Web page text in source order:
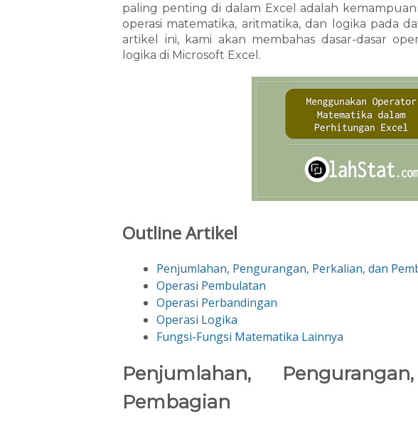
paling penting di dalam Excel adalah
operasi matematika, aritmatika, dan logika pada
artikel ini, kami akan membahas dasar-dasar
logika di Microsoft Excel.
Outline Artikel
Penjumlahan, Pengurangan, Perkalian, dan
Operasi Pembulatan
Operasi Perbandingan
Operasi Logika
Fungsi-Fungsi Matematika Lainnya
Penjumlahan,
Pembagian